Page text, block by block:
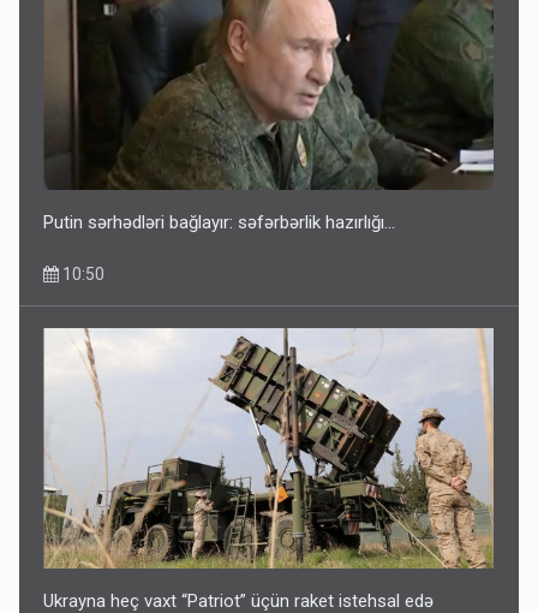
Putin sərhədləri bağlayır: səfərbərlik hazırlığı...
10:50
Ukrayna heç vaxt “Patriot” üçün raket istehsal edə